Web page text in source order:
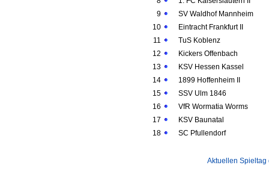
9
SV Waldhof Mannheim
10
Eintracht Frankfurt II
11
TuS Koblenz
12
Kickers Offenbach
13
KSV Hessen Kassel
14
1899 Hoffenheim II
15
SSV Ulm 1846
16
VfR Wormatia Worms
17
KSV Baunatal
18
SC Pfullendorf
Aktuellen Spieltag